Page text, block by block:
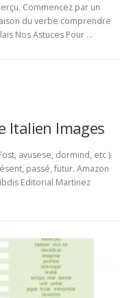
Commencez par un
du verbe comprendre
Nos Astuces Pour …
Italien Images
avusese, dormind, etc ).
passé, futur. Amazon
Editorial Martinez